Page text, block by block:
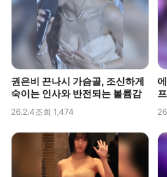
권은비 끈나시 가슴골, 조신하게
숙이는 인사와 반전되는 볼륨감
26.2.4조회 1,474